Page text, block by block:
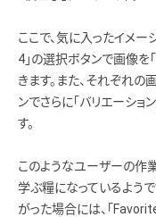
ここで、気に入ったイメー
4」の選択ボタンで画像を
きます。また、それぞれの
ンでさらに「バリエーショ
す。
このようなユーザーの作
学ぶ糧になっているよう
がった場合には、「